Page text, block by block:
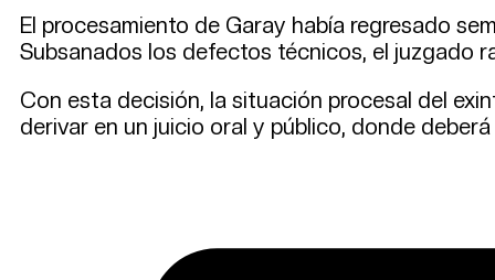
El procesamiento de Garay había regresado
Subsanados los defectos técnicos, el juzgado
Con esta decisión, la situación procesal del
derivar en un juicio oral y público, donde